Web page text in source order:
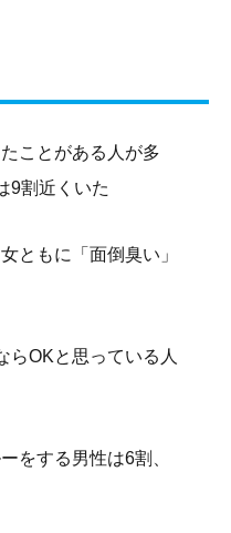
ことがある人が多
9割近くいた
ともに「面倒臭い」
らOKと思っている人
をする男性は6割、